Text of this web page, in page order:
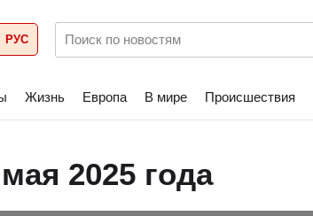
РУС
Жизнь Европа В мире Происшествия
2025 года